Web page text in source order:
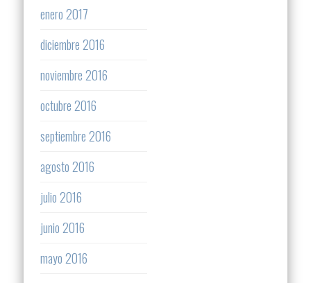
enero 2017
diciembre 2016
noviembre 2016
octubre 2016
septiembre 2016
agosto 2016
julio 2016
junio 2016
mayo 2016